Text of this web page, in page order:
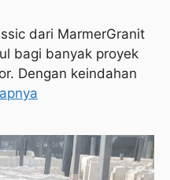
dari MarmerGranit
bagi banyak proyek
Dengan keindahan